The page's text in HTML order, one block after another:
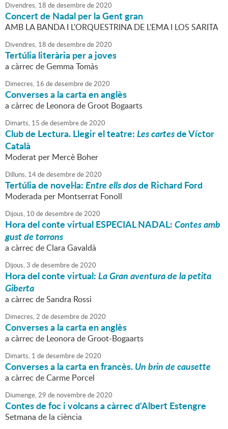
Divendres, 18 dedesembrede2020
Concert de Nadal per la Gent gran
AMB LA BANDA I L'ORQUESTRINA DE L'EMA I LOS SARITA
Divendres, 18 dedesembrede2020
Tertúlia literària per a joves
a càrrec de Gemma Tomàs
Dimecres, 16 dedesembrede2020
Converses a la carta en anglès
a càrrec de Leonora de Groot Bogaarts
Dimarts, 15 dedesembrede2020
Club de Lectura. Llegir el teatre:Les cartesde Víctor
Català
Moderat per Mercè Boher
Dilluns, 14dedesembrede2020
Tertúlia de novel·la:Entre ells dosde Richard Ford
Moderada per Montserrat Fonoll
Dijous, 10 dedesembrede2020
Hora del conte virtual ESPECIAL NADAL:Contes amb
gust de torrons
a càrrec de Clara Gavaldà
Dijous,3 dedesembrede2020
Hora del conte virtual:La Gran aventura de la petita
Giberta
a càrrec de Sandra Rossi
Dimecres,2 dedesembrede2020
Converses a la carta en anglès
a càrrec de Leonora de Groot-Bogaarts
Dimarts, 1 dedesembrede2020
Converses a la carta en francès.Un brin de causette
a càrrec de Carme Porcel
Diumenge,29 de novembrede2020
Contes de foc i volcans a càrrec d'Albert Estengre
Setmana de la ciència